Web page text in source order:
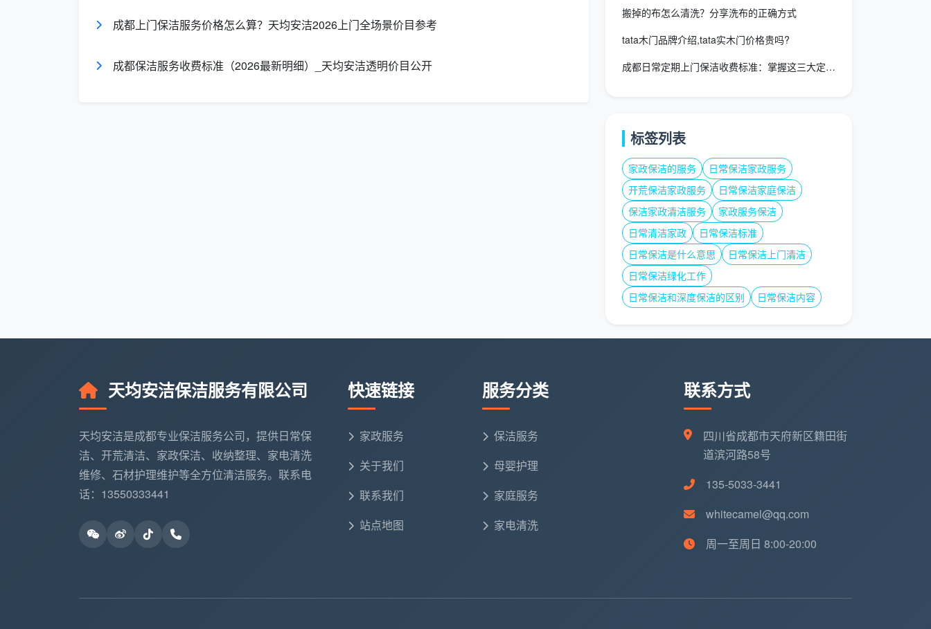
120-180
用
高新南区新房
89㎡
屋擦窗
约1150-
1400元
精装交付，漆点水泥不多，按12元/
㎡开荒+窗户玻璃面积另计
年三居110㎡
烟机清洗+擦窗
内
约950-
厨房油污和卫生间水垢较重，油烟机
约280-
地面铺设化纤地毯需单独清洗，日常
成都上门保洁服务价格怎么算？天均安洁2026上门全场景价目参考
成都保洁服务收费标准（2026最新明细）_天均安洁透明价目公开
搬掉的布怎么清洗？分享洗布的正确方式
tata木门品牌介绍,tata实木门价格贵吗?
成都日常定期上门保洁收费标准：掌握这三大定价模式，年省上千元
标签列表
家政保洁的服务
日常保洁家政服务
开荒保洁家政服务
日常保洁家庭保洁
保洁家政清洁服务
家政服务保洁
日常清洁家政
日常保洁标准
日常保洁是什么意思
日常保洁上门清洁
日常保洁绿化工作
日常保洁和深度保洁的区别
日常保洁内容
天均安洁保洁服务有限公司
天均安洁是成都专业保洁服务公司，提供日常保
洁、开荒清洁、家政保洁、收纳整理、家电清洗
维修、石材护理维护等全方位清洁服务。联系电
话：13550333441
快速链接
家政服务
关于我们
联系我们
站点地图
服务分类
保洁服务
母婴护理
家庭服务
家电清洗
联系方式
四川省成都市天府新区籍田街
道滨河路58号
135-5033-3441
whitecamel@qq.com
周一至周日 8:00-20:00